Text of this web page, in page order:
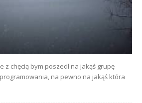
z chęcią bym poszedł na jakąś grupę
na pewno na jakąś która